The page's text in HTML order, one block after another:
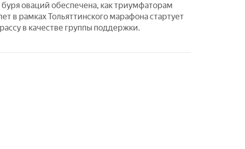
оваций обеспечена, как триумфаторам
в рамках Тольяттинского марафона стартует
в качестве группы поддержки.